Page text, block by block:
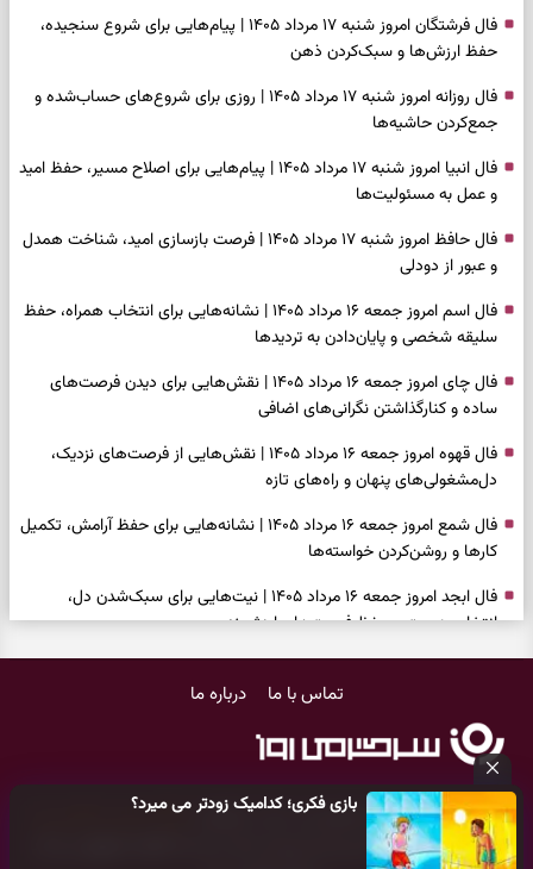
بازی فکری؛ کدامیک زودتر می میرد؟
فال فرشتگان امروز شنبه ۱۷ مرداد ۱۴۰۵ | پیام‌هایی برای شروع سنجیده،
حفظ ارزش‌ها و سبک‌کردن ذهن
فال روزانه امروز شنبه ۱۷ مرداد ۱۴۰۵ | روزی برای شروع‌های حساب‌شده و
جمع‌کردن حاشیه‌ها
فال انبیا امروز شنبه ۱۷ مرداد ۱۴۰۵ | پیام‌هایی برای اصلاح مسیر، حفظ امید
و عمل به مسئولیت‌ها
فال حافظ امروز شنبه ۱۷ مرداد ۱۴۰۵ | فرصت بازسازی امید، شناخت همدل
و عبور از دودلی
فال اسم امروز جمعه ۱۶ مرداد ۱۴۰۵ | نشانه‌هایی برای انتخاب همراه، حفظ
سلیقه شخصی و پایان‌دادن به تردیدها
فال چای امروز جمعه ۱۶ مرداد ۱۴۰۵ | نقش‌هایی برای دیدن فرصت‌های
ساده و کنارگذاشتن نگرانی‌های اضافی
فال قهوه امروز جمعه ۱۶ مرداد ۱۴۰۵ | نقش‌هایی از فرصت‌های نزدیک،
دل‌مشغولی‌های پنهان و راه‌های تازه
فال شمع امروز جمعه ۱۶ مرداد ۱۴۰۵ | نشانه‌هایی برای حفظ آرامش، تکمیل
کارها و روشن‌کردن خواسته‌ها
فال ابجد امروز جمعه ۱۶ مرداد ۱۴۰۵ | نیت‌هایی برای سبک‌شدن دل،
انتخاب درست و حفظ فرصت‌های ارزشمند
شنیدن ندای درون و حرکت در زمان مناسب
دیدن ارزش مسیرهای آرام
وقتی همه راه‌ها بسته شد، این دعای گشایش را بخوانید؛ ذکر معتبر برای
آسان شدن فوری کارهای سخت
تماس با ما درباره ما
کلیه حقوق مادی و معنوی این سایت متعلق بهپایگاه خبری سرگرمی روز
می‌باشد و هر گونه کپی‌برداری توسط دیگر سایت‌ها